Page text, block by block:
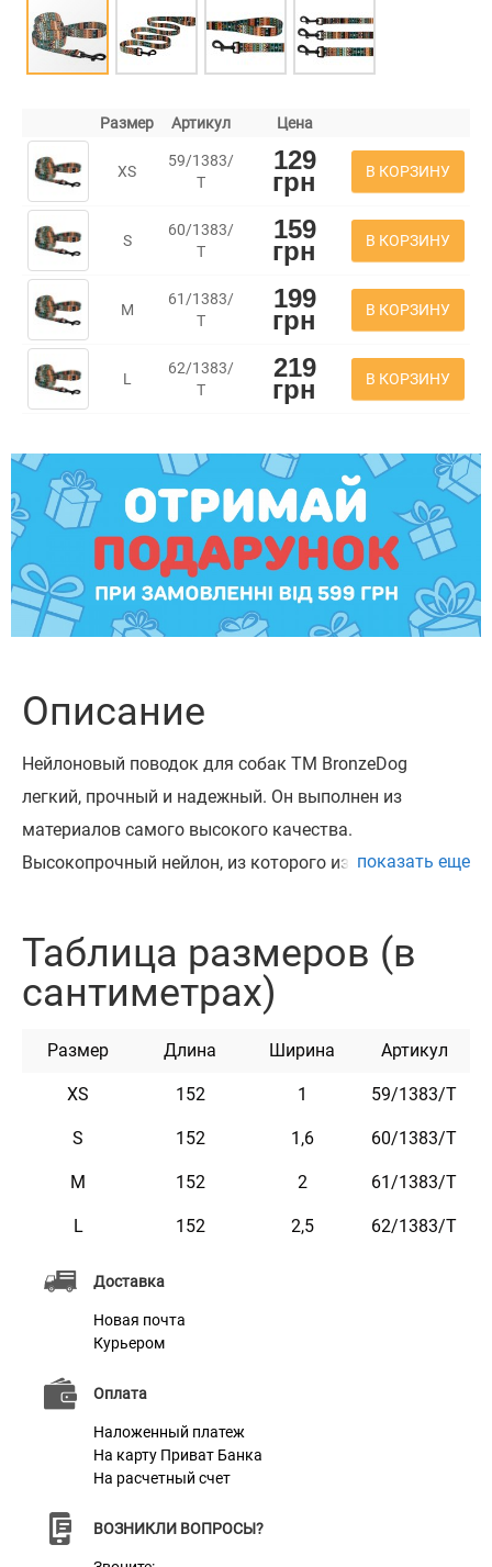
Размер Артикул Цена
XS
59/1383/
Т
129
грн В КОРЗИНУ
S
60/1383/
Т
159
грн В КОРЗИНУ
M
61/1383/
Т
199
грн В КОРЗИНУ
L
62/1383/
Т
219
грн В КОРЗИНУ
Доставка
Новая почта
Курьером
Оплата
Наложенный платеж
На карту Приват Банка
На расчетный счет
ВОЗНИКЛИ ВОПРОСЫ?
Описание
Нейлоновый поводок для собак ТМ BronzeDog
легкий, прочный и надежный. Он выполнен из
материалов самого высокого качества.
Высокопрочный нейлон, из которого изготовлен
Поводок укомплектован надежным металлическим
карабином с карбоновым покрытием.
воды. Он практичен и неприхотлив в уходе.
Характеристики
Материал Нейлон
Фурнитура Металл с Карбоновым Покрытием
показать еще
Таблица размеров (в
сантиметрах)
Размер Длина Ширина Артикул
XS 152 1 59/1383/T
S 152 1,6 60/1383/Т
M 152 2 61/1383/Т
L 152 2,5 62/1383/Т